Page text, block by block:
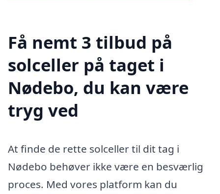
Få nemt 3 tilbud på
solceller på taget i
Nødebo, du kan være
tryg ved
At finde de rette solceller til dit tag i
Nødebo behøver ikke være en besværlig
proces. Med vores platform kan du